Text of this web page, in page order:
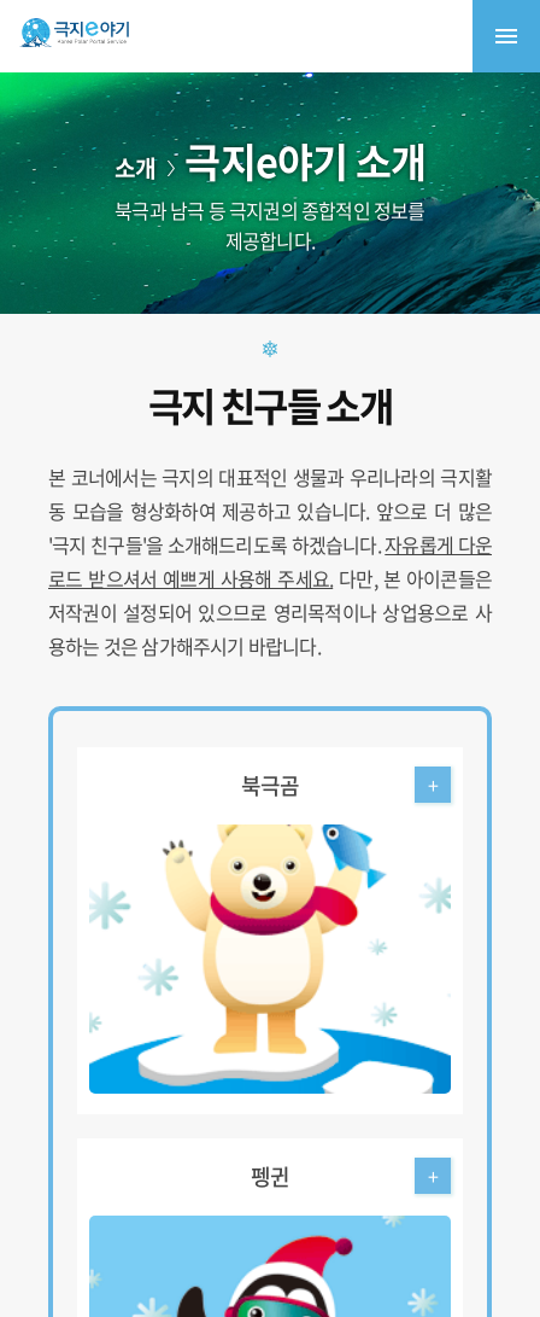
소개 극지e야기 소개
북극과 남극 등 극지권의 종합적인 정보를
제공합니다.
극지 친구들 소개
본 코너에서는 극지의 대표적인 생물과 우리나라의 극지활
동 모습을 형상화하여 제공하고 있습니다. 앞으로 더 많은
'극지 친구들'을 소개해드리도록 하겠습니다.자유롭게 다운
로드 받으셔서 예쁘게 사용해 주세요.다만, 본 아이콘들은
저작권이 설정되어 있으므로 영리목적이나 상업용으로 사
용하는 것은 삼가해주시기 바랍니다.
북극곰 +
펭귄 +